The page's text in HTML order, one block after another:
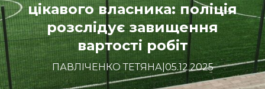
цікавого власника: поліція
розслідує завищення
вартості робіт
ПАВЛІЧЕНКО ТЕТЯНА|05.12.2025